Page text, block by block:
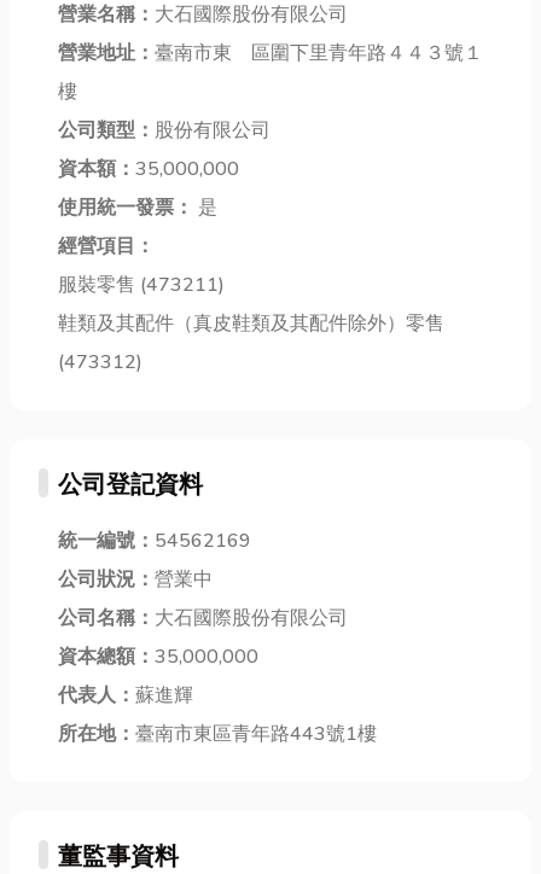
麼你知道商用
飲水機跟家用
飲水機有何區
水機最省
電？...
要方式。越式
洗髮究竟有何
式洗髮有什麼
差異...
應有效果，甚
營業名稱： 大石國際股份有限公司
營業地址： 臺南市東 區圍下里青年路４４３號１
樓
公司類型： 股份有限公司
資本額： 35,000,000
使用統一發票： 是
經營項目：
服裝零售 (473211)
鞋類及其配件（真皮鞋類及其配件除外）零售
(473312)
公司登記資料
統一編號： 54562169
公司狀況： 營業中
公司名稱： 大石國際股份有限公司
資本總額： 35,000,000
代表人： 蘇進輝
所在地： 臺南市東區青年路443號1樓
董監事資料